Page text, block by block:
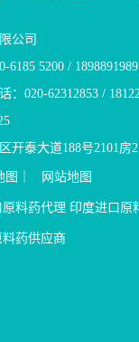
公司
6185 5200 /
：020-62312853 /
开泰大道188号2101房
图 网站地图
原料药代理 印度进口原
料药供应商